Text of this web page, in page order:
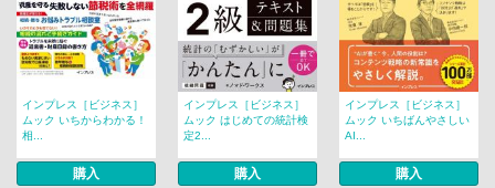
インプレス［ビジネス］
ムック いちからわかる！
相...
購入
インプレス［ビジネス］
ムック はじめての統計検
定2...
購入
インプレス［ビジネス］
ムック いちばんやさしい
AI...
購入